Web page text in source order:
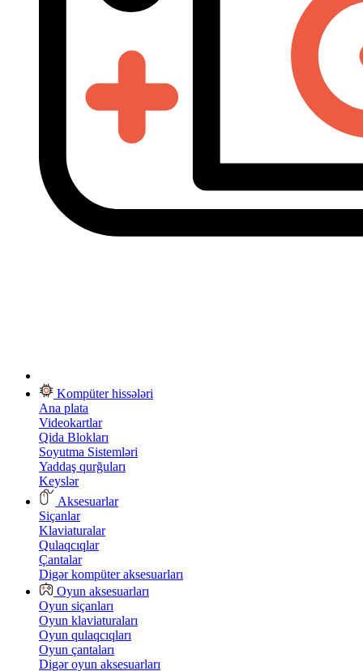
Kompüter hissələri
Ana plata
Videokartlar
Qida Blokları
Soyutma Sistemləri
Yaddaş qurğuları
Keyslər
Aksesuarlar
Siçanlar
Klaviaturalar
Qulaqcıqlar
Çantalar
Digər kompüter aksesuarları
Oyun aksesuarları
Oyun siçanları
Oyun klaviaturaları
Oyun qulaqcıqları
Oyun çantaları
Digər oyun aksesuarları